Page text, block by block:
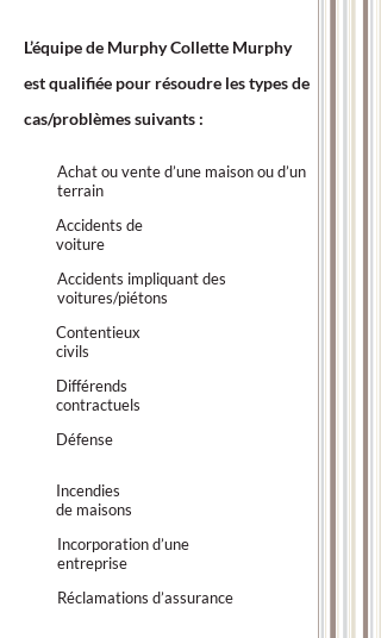
L’équipe de Murphy Collette Murphy
est qualifiée pour résoudre les types de
cas/problèmes suivants :
Achat ou vente d’une maison ou d’un
terrain
Accidents de
voiture
Accidents impliquant des
voitures/piétons
Contentieux
civils
Différends
contractuels
Défense
Incendies
de maisons
Incorporation d’une
entreprise
Réclamations d’assurance